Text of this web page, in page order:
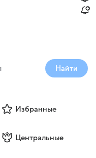
Найти
Избранные
Центральные